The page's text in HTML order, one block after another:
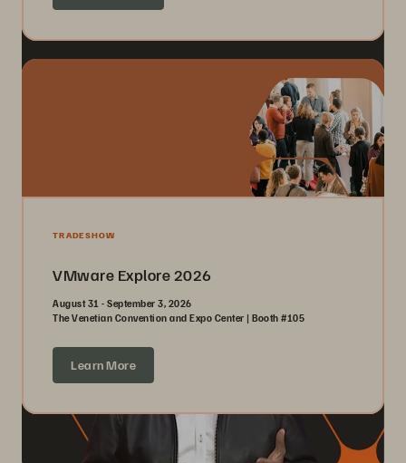
TRADESHOW
VMware Explore 2026
August 31 - September 3, 2026
The Venetian Convention and Expo Center | Booth #105
Learn More